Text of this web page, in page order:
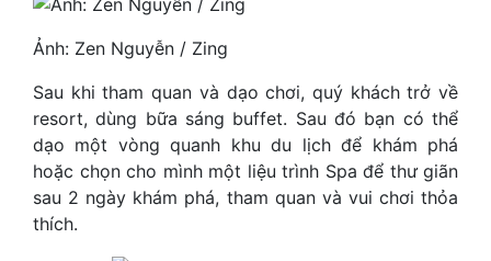
Ảnh: Zen Nguyễn / Zing
Sau khi tham quan và dạo chơi, quý khách trở về
resort, dùng bữa sáng buffet. Sau đó bạn có thể
dạo một vòng quanh khu du lịch để khám phá
hoặc chọn cho mình một liệu trình Spa để thư giãn
sau 2 ngày khám phá, tham quan và vui chơi thỏa
thích.